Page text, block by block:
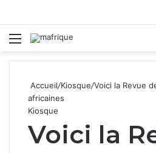
Menu
Accueil/Kiosque/Voici la Revue
africaines
Kiosque
Voici la